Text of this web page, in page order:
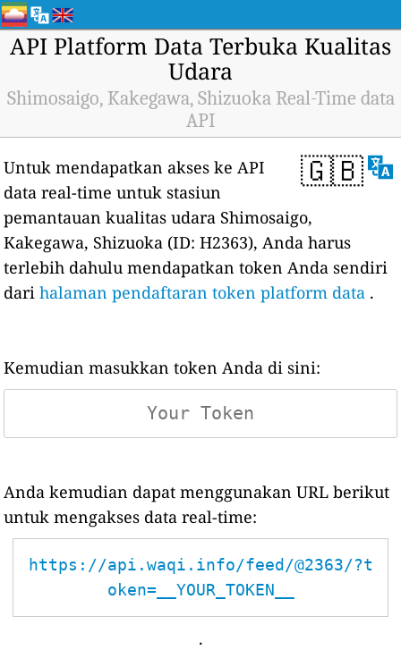
API Platform Data Terbuka Kualitas
Udara
Shimosaigo, Kakegawa, Shizuoka Real-Time data
API
🇬🇧
Untuk mendapatkan akses ke API
data real-time untuk stasiun
pemantauan kualitas udara Shimosaigo,
Kakegawa, Shizuoka (ID: H2363), Anda harus
terlebih dahulu mendapatkan token Anda sendiri
darihalaman pendaftaran token platform data .
Kemudian masukkan token Anda di sini:
Anda kemudian dapat menggunakan URL berikut
untuk mengakses data real-time:
https://api.waqi.info/feed/@2363/?t
oken=__YOUR_TOKEN__
.